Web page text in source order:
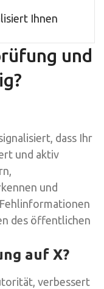
Ihnen
und
dass Ihr
und aktiv
und
des öffentlichen
auf X?
verbessert